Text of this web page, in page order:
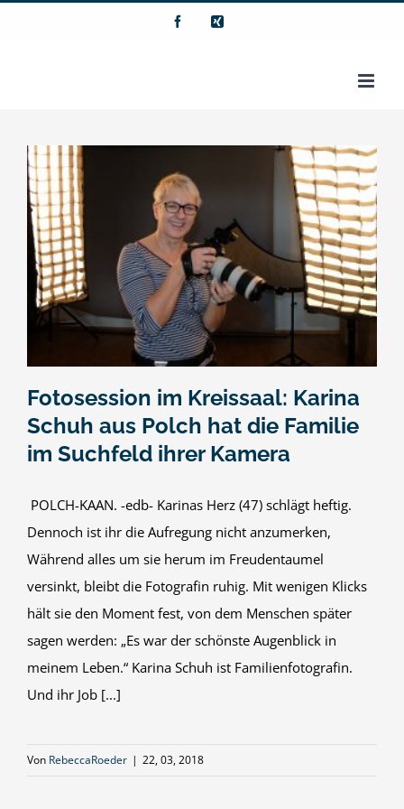
FacebookXing
Fotosession im Kreissaal: Karina
Schuh aus Polch hat die Familie
im Suchfeld ihrer Kamera
POLCH-KAAN. -edb- Karinas Herz (47) schlägt heftig.
Dennoch ist ihr die Aufregung nicht anzumerken,
Während alles um sie herum im Freudentaumel
versinkt, bleibt die Fotografin ruhig. Mit wenigen Klicks
hält sie den Moment fest, von dem Menschen später
sagen werden: „Es war der schönste Augenblick in
meinem Leben.“ Karina Schuh ist Familienfotografin.
Und ihr Job [...]
Von RebeccaRoeder | 22, 03, 2018